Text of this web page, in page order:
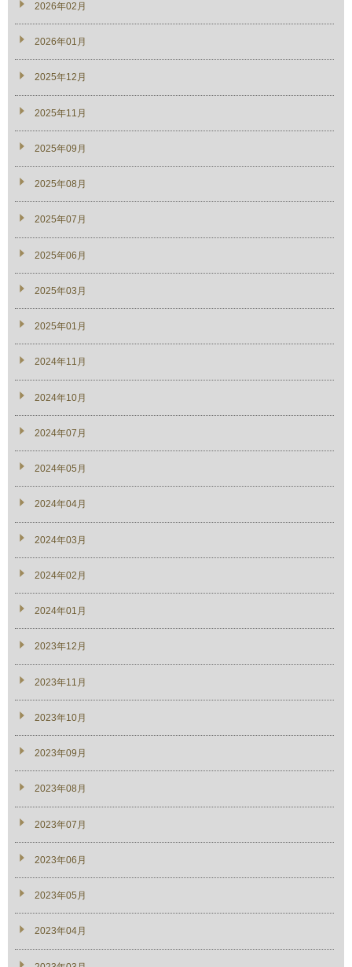
2026年02月
2026年01月
2025年12月
2025年11月
2025年09月
2025年08月
2025年07月
2025年06月
2025年03月
2025年01月
2024年11月
2024年10月
2024年07月
2024年05月
2024年04月
2024年03月
2024年02月
2024年01月
2023年12月
2023年11月
2023年10月
2023年09月
2023年08月
2023年07月
2023年06月
2023年05月
2023年04月